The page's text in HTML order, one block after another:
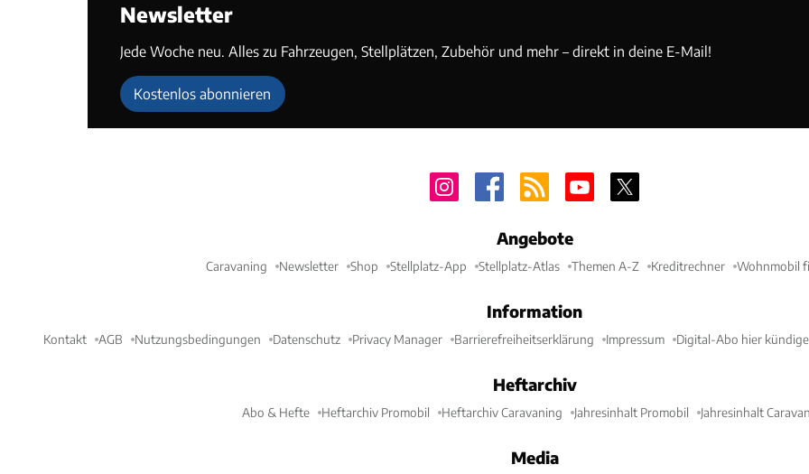
Newsletter
Jede Woche neu. Alles zu Fahrzeugen, Stellplätzen, Zubehör und mehr – direkt in deine E-Mail!
Kostenlos abonnieren
Angebote
Caravaning Newsletter Shop Stellplatz-App Stellplatz-Atlas Themen A-Z Kreditrechner Wohnmobil
Information
Kontakt AGB Nutzungsbedingungen Datenschutz Privacy Manager Barrierefreiheitserklärung Impressum Digital-Abo hier
Heftarchiv
Abo & Hefte Heftarchiv Promobil Heftarchiv Caravaning Jahresinhalt Promobil Jahresinhalt
Media